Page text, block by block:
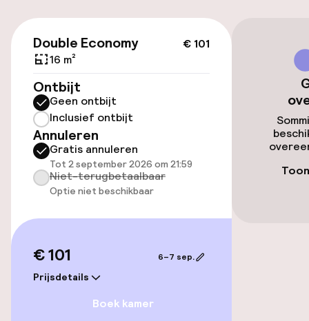
Transferservice
Toegankelijkheid
Lift
Zwemmen & wellness
Schoonheidssalon
Fitnessruimte / gym
€ 101
Double Economy
16 m²
Ontbijt
Geen ontbijt
Inclusief ontbijt
Annuleren
Gratis annuleren
Tot 2 september 2026 om 21:59
Niet-terugbetaalbaar
Optie niet beschikbaar
€ 101
Prijsdetails
6–7 sep.
Boek kamer